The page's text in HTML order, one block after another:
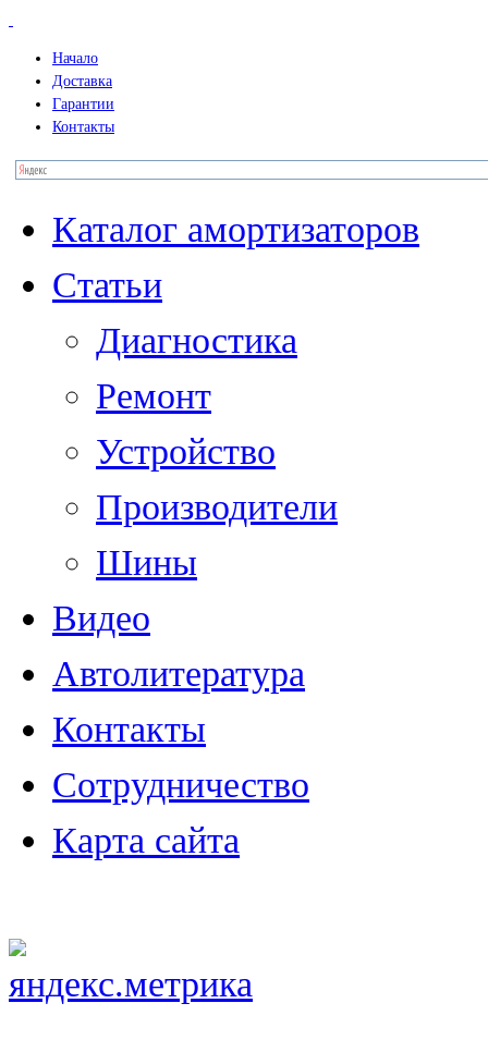
Начало
Доставка
Гарантии
Контакты
Каталог амортизаторов
Статьи
Диагностика
Ремонт
Устройство
Производители
Шины
Видео
Автолитература
Контакты
Сотрудничество
Карта сайта